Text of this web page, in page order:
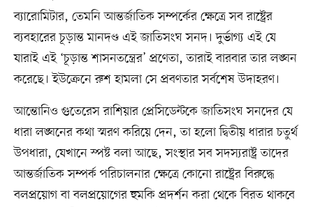
ব্যারোমিটার, তেমনি আন্তর্জাতিক সম্পর্কের ক্ষেত্রে সব রাষ্ট্রের
ব্যবহারের চূড়ান্ত মানদণ্ড এই জাতিসংঘ সনদ। দুর্ভাগ্য এই যে
যারাই এই ‘চূড়ান্ত শাসনতন্ত্রের’ প্রণেতা, তারাই বারবার তার লঙ্ঘন
করেছে। ইউক্রেনে রুশ হামলা সে প্রবণতার সর্বশেষ উদাহরণ।
আন্তোনিও গুতেরেস রাশিয়ার প্রেসিডেন্টকে জাতিসংঘ সনদের যে
ধারা লঙ্ঘনের কথা স্মরণ করিয়ে দেন, তা হলো দ্বিতীয় ধারার চতুর্থ
উপধারা, যেখানে স্পষ্ট বলা আছে, সংস্থার সব সদস্যরাষ্ট্র তাদের
আন্তর্জাতিক সম্পর্ক পরিচালনার ক্ষেত্রে কোনো রাষ্ট্রের বিরুদ্ধে
বলপ্রয়োগ বা বলপ্রয়োগের হুমকি প্রদর্শন করা থেকে বিরত থাকবে